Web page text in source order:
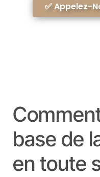
✅ Appelez-
base de
en toute